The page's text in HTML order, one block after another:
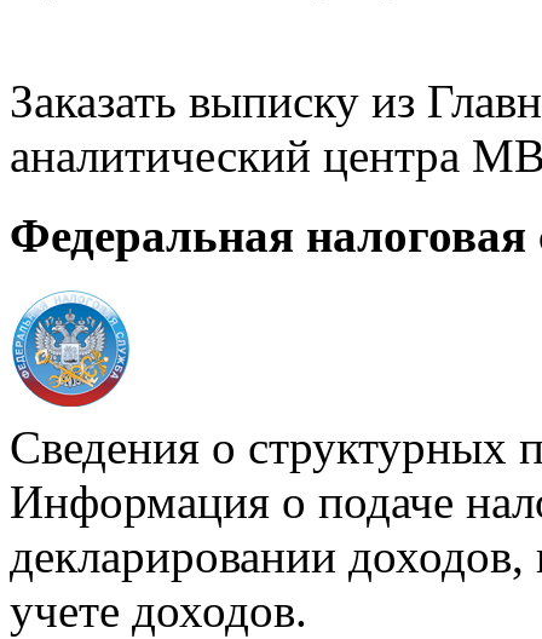
Заказать выписку из
аналитический центра
Федеральная налоговая
Сведения о структурных
Информация о подаче
декларировании доходов,
учете доходов.